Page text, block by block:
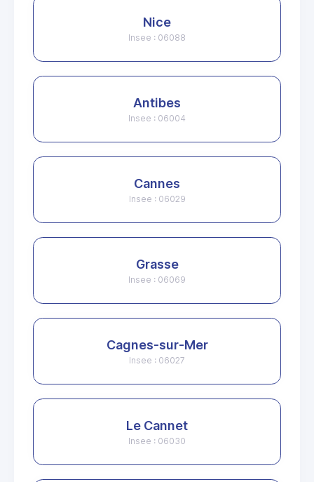
Nice
Insee : 06088
Antibes
Insee : 06004
Cannes
Insee : 06029
Grasse
Insee : 06069
Cagnes-sur-Mer
Insee : 06027
Le Cannet
Insee : 06030